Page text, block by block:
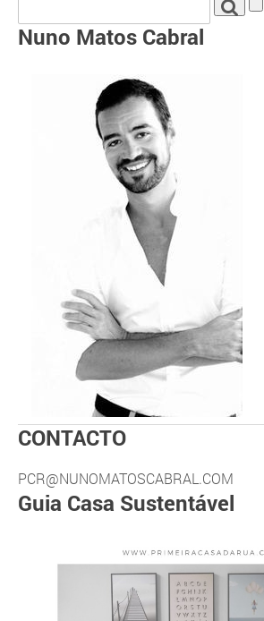
Nuno Matos Cabral
CONTACTO
PCR@NUNOMATOSCABRAL.COM
Guia Casa Sustentável